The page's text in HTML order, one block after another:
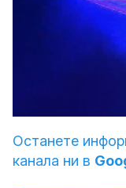
Останете
канала ни в